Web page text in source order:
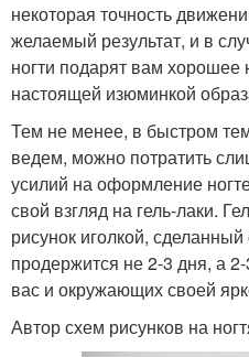
некоторая точность
желаемый результат, и в
ногти подарят вам хорошее
настоящей изюминкой
Тем не менее, в быстром
ведем, можно потратить
усилий на оформление
свой взгляд на гель-лаки.
рисунок иголкой,
продержится не 2-3 дня, а
вас и окружающих своей
Автор схем рисунков на